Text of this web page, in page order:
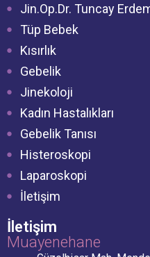
Jin.Op.Dr. Tuncay
Tüp Bebek
Kısırlık
Gebelik
Jinekoloji
Kadın Hastalıkları
Gebelik Tanısı
Histeroskopi
Laparoskopi
İletişim
İletişim
Muayenehane